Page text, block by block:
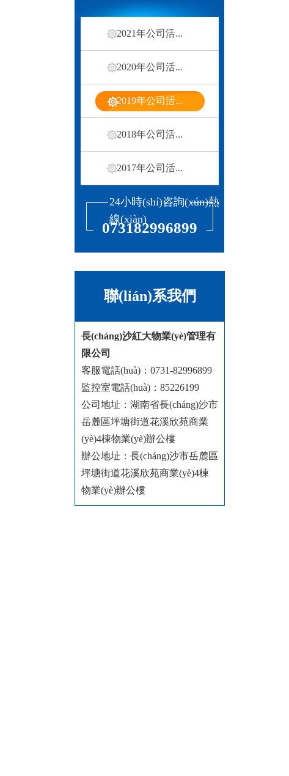
2021年公司活...
2020年公司活...
2019年公司活...
2018年公司活...
2017年公司活...
24小時(shí)咨詢(xún)熱
線(xiàn)
073182996899
聯(lián)系我們
長(cháng)沙紅大物業(yè)管理有
限公司
客服電話(huà)：0731-82996899
監控室電話(huà)：85226199
公司地址：湖南省長(cháng)沙市
岳麓區坪塘街道花溪欣苑商業
(yè)4棟物業(yè)辦公樓
辦公地址： 長(cháng)沙市岳麓區
坪塘街道花溪欣苑商業(yè)4棟
物業(yè)辦公樓